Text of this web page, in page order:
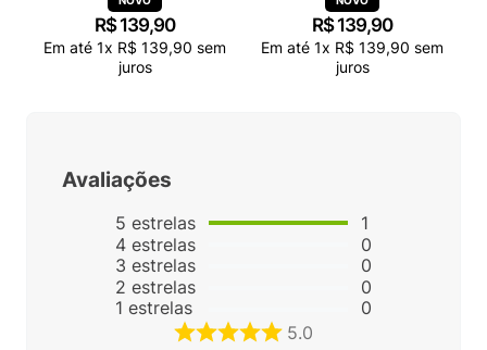
R$ 139,90
Em até 1x R$ 139,90 sem
juros
R$ 139,90
Em até 1x R$ 139,90 sem
juros
Avaliações
5 estrelas
4 estrelas
3 estrelas
2 estrelas
1 estrelas
1
0
0
0
0
5.0